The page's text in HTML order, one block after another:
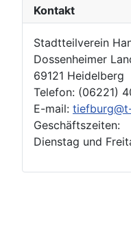
Kontakt
Stadtteilverein
Dossenheimer
69121 Heidelberg
Telefon: (06221)
E-mail:
Geschäftszeiten:
Dienstag und